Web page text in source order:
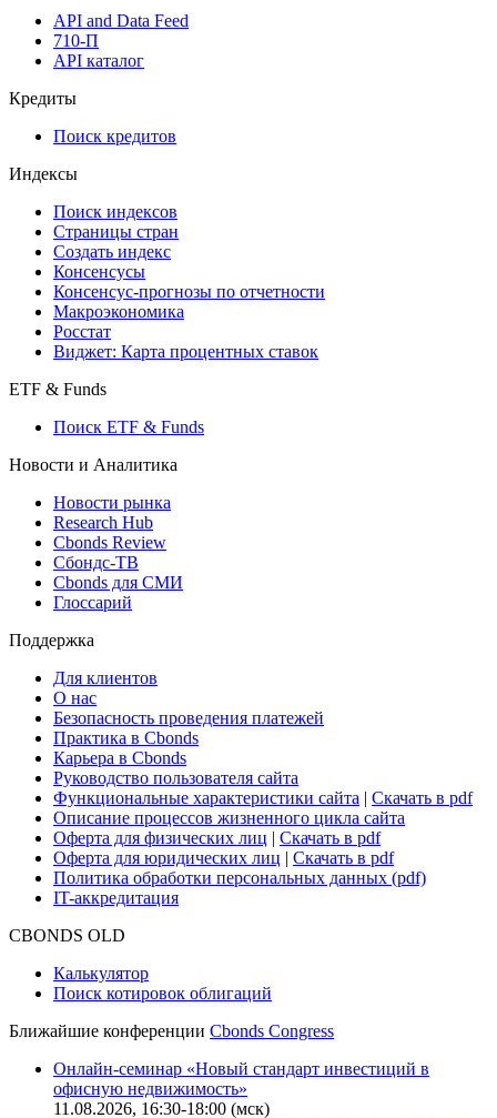
Мобильное приложение Cbonds
API
API and Data Feed
API каталог
Кредиты
Поиск кредитов
Индексы
Поиск индексов
Страницы стран
Создать индекс
Консенсусы
Консенсус-прогнозы по отчетности
Макроэкономика
Виджет: Карта процентных ставок
ETF & Funds
Поиск ETF & Funds
Новости и Аналитика
Новости рынка
Research Hub
Cbonds Review
Сбондс-ТВ
Глоссарий
Поддержка
Для клиентов
О нас
Безопасность проведения платежей
Практика в Cbonds
Карьера в Cbonds
Руководство пользователя сайта
Функциональные характеристики сайта|Скачать в pdf
Описание процессов жизненного цикла сайта
Оферта для физических лиц
Оферта для юридических лиц
IT-аккредитация
Поиск котировок облигаций
Ближайшие конференцииCbonds Congress